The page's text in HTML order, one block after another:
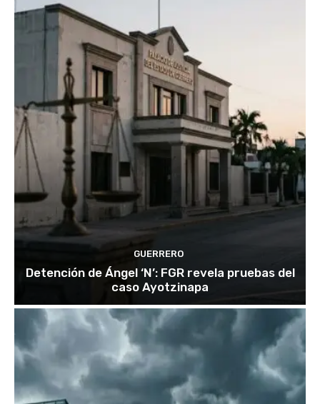
GUERRERO
Detención de Ángel ‘N’: FGR revela pruebas del
caso Ayotzinapa